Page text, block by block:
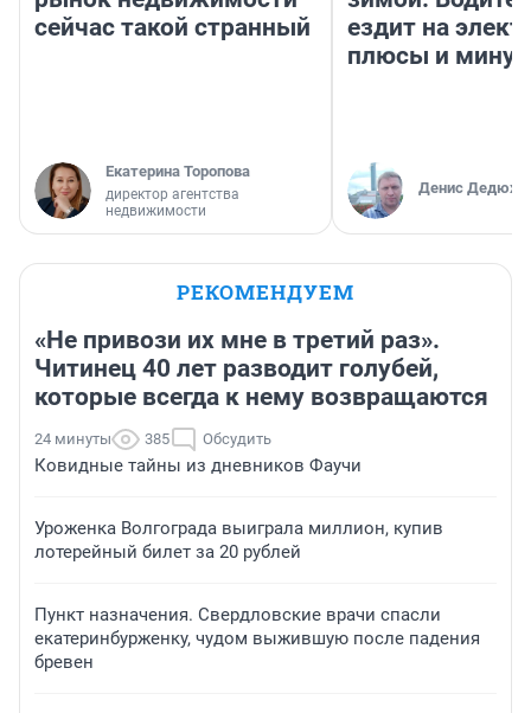
сейчас такой странный
Екатерина Торопова
директор агентства
недвижимости
ездит на
плюсы и
Денис
РЕКОМЕНДУЕМ
«Не привози их мне в третий раз».
Читинец 40 лет разводит голубей,
которые всегда к нему возвращаются
24 минуты 385 Обсудить
Ковидные тайны из дневников Фаучи
Уроженка Волгограда выиграла миллион, купив
лотерейный билет за 20 рублей
Пункт назначения. Свердловские врачи спасли
екатеринбурженку, чудом выжившую после падения
бревен